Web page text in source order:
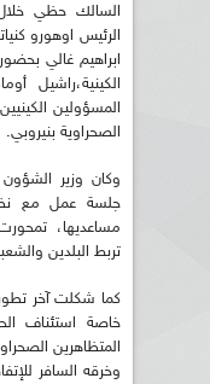
السالك حظي خلال
الرئيس اوهورو
ابراهيم غالي
الكينية،راشيل
المسؤولين
الصحراوية بنيروبي.
وكان وزير
جلسة عمل مع
مساعديها،
تربط البلدين
كما شكلت آخر
خاصة استئناف
وخرقه السافر